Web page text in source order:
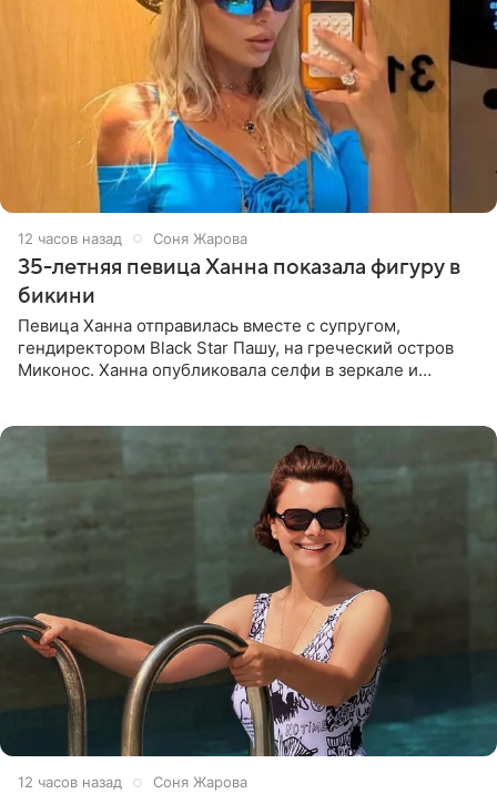
12 часов назад Соня Жарова
35-летняя певица Ханна показала фигуру в
бикини
Певица Ханна отправилась вместе с супругом,
гендиректором Black Star Пашу, на греческий остров
Миконос. Ханна опубликовала селфи в зеркале и
12 часов назад Соня Жарова